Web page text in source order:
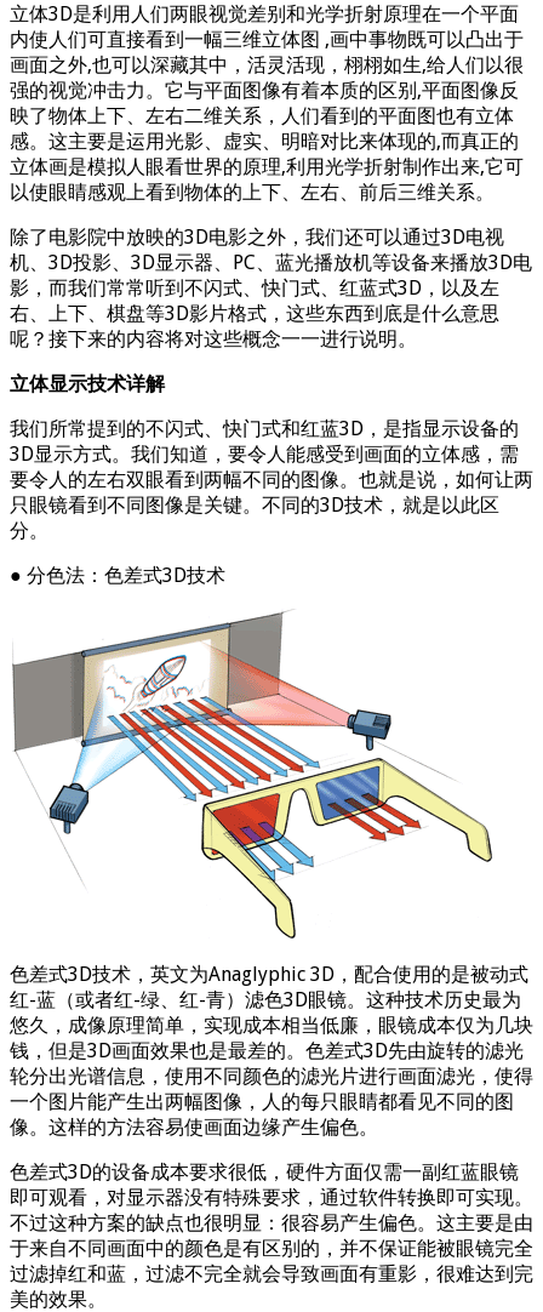
立体3D是利用人们两眼视觉差别和光学折射原理在一个平面
内使人们可直接看到一幅三维立体图 ,画中事物既可以凸出于
画面之外,也可以深藏其中，活灵活现，栩栩如生,给人们以很
强的视觉冲击力。它与平面图像有着本质的区别,平面图像反
映了物体上下、左右二维关系，人们看到的平面图也有立体
感。这主要是运用光影、虚实、明暗对比来体现的,而真正的
立体画是模拟人眼看世界的原理,利用光学折射制作出来,它可
以使眼睛感观上看到物体的上下、左右、前后三维关系。
除了电影院中放映的3D电影之外，我们还可以通过3D电视
机、3D投影、3D显示器、PC、蓝光播放机等设备来播放3D电
影，而我们常常听到不闪式、快门式、红蓝式3D，以及左
右、上下、棋盘等3D影片格式，这些东西到底是什么意思
呢？接下来的内容将对这些概念一一进行说明。
立体显示技术详解
我们所常提到的不闪式、快门式和红蓝3D，是指显示设备的
3D显示方式。我们知道，要令人能感受到画面的立体感，需
要令人的左右双眼看到两幅不同的图像。也就是说，如何让两
只眼镜看到不同图像是关键。不同的3D技术，就是以此区
分。
● 分色法：色差式3D技术
色差式3D技术，英文为Anaglyphic 3D，配合使用的是被动式
红-蓝（或者红-绿、红-青）滤色3D眼镜。这种技术历史最为
悠久，成像原理简单，实现成本相当低廉，眼镜成本仅为几块
钱，但是3D画面效果也是最差的。色差式3D先由旋转的滤光
轮分出光谱信息，使用不同颜色的滤光片进行画面滤光，使得
一个图片能产生出两幅图像，人的每只眼睛都看见不同的图
像。这样的方法容易使画面边缘产生偏色。
色差式3D的设备成本要求很低，硬件方面仅需一副红蓝眼镜
即可观看，对显示器没有特殊要求，通过软件转换即可实现。
不过这种方案的缺点也很明显：很容易产生偏色。这主要是由
于来自不同画面中的颜色是有区别的，并不保证能被眼镜完全
过滤掉红和蓝，过滤不完全就会导致画面有重影，很难达到完
美的效果。